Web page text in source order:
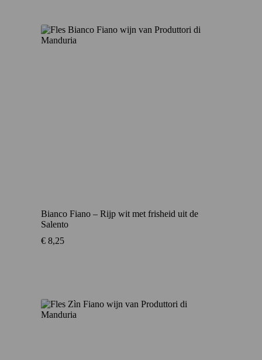
Bianco Fiano – Rijp wit met frisheid uit de
Salento
€ 8,25